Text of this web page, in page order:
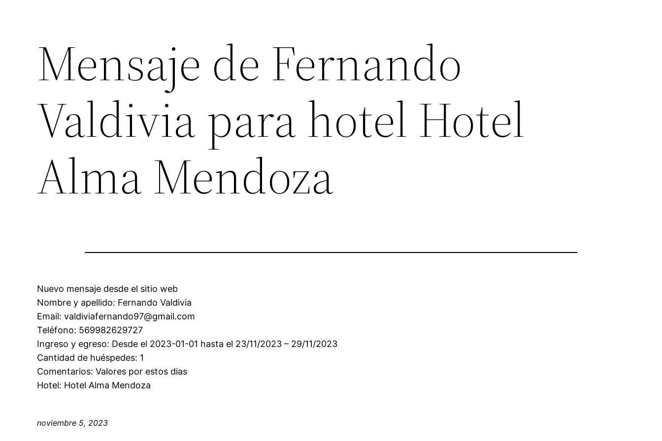
Mensaje de Fernando
Valdivia para hotel Hotel
Alma Mendoza
Nuevo mensaje desde el sitio web
Nombre y apellido: Fernando Valdivia
Email: valdiviafernando97@gmail.com
Teléfono: 569982629727
Ingreso y egreso: Desde el 2023-01-01 hasta el 23/11/2023 – 29/11/2023
Cantidad de huéspedes: 1
Comentarios: Valores por estos dias
Hotel: Hotel Alma Mendoza
noviembre 5, 2023